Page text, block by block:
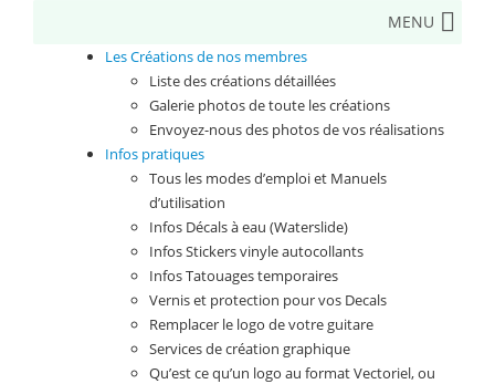
MENU
Les Créations de nos membres
Liste des créations détaillées
Galerie photos de toute les créations
Envoyez-nous des photos de vos réalisations
Infos pratiques
Tous les modes d’emploi et Manuels
d’utilisation
Infos Décals à eau (Waterslide)
Infos Stickers vinyle autocollants
Infos Tatouages temporaires
Vernis et protection pour vos Decals
Remplacer le logo de votre guitare
Services de création graphique
Qu’est ce qu’un logo au format Vectoriel, ou